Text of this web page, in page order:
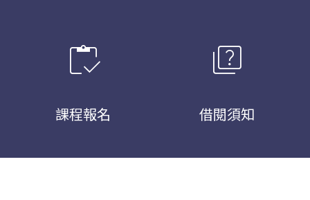
inventory
課程報名
quiz
借閱須知